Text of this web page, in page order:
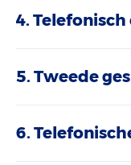
4.
5. Tweede
6.